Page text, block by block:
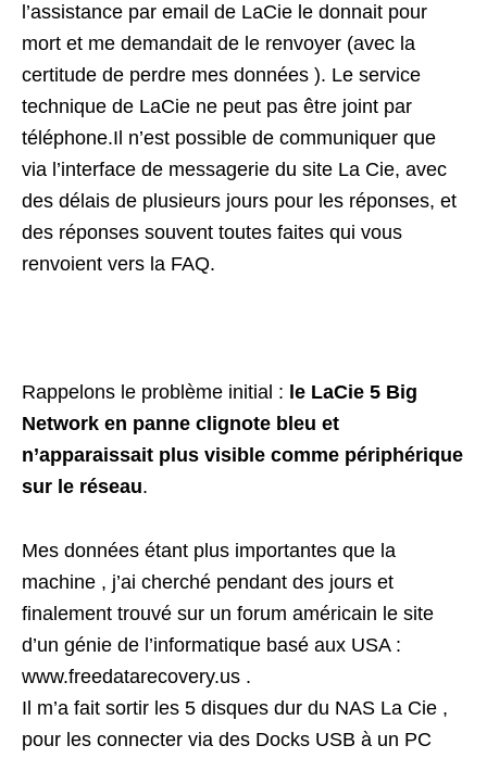
l’assistance par email de LaCie le donnait pour
mort et me demandait de le renvoyer (avec la
certitude de perdre mes données ). Le service
technique de LaCie ne peut pas être joint par
téléphone.Il n’est possible de communiquer que
via l’interface de messagerie du site La Cie, avec
des délais de plusieurs jours pour les réponses, et
des réponses souvent toutes faites qui vous
renvoient vers la FAQ.
Rappelons le problème initial : le LaCie 5 Big
Network en panne clignote bleu et
n’apparaissait plus visible comme périphérique
sur le réseau.
Mes données étant plus importantes que la
machine , j’ai cherché pendant des jours et
finalement trouvé sur un forum américain le site
d’un génie de l’informatique basé aux USA :
www.freedatarecovery.us .
Il m’a fait sortir les 5 disques dur du NAS La Cie ,
pour les connecter via des Docks USB à un PC